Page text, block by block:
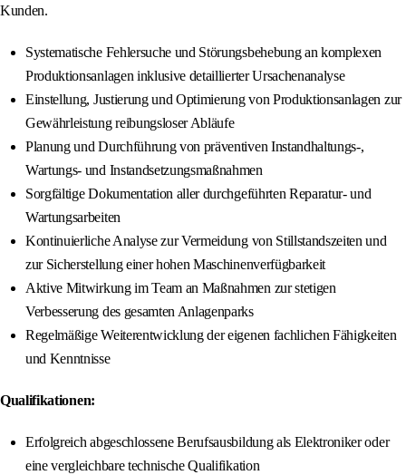
Kunden.
Systematische Fehlersuche und Störungsbehebung an komplexen
Produktionsanlagen inklusive detaillierter Ursachenanalyse
Einstellung, Justierung und Optimierung von Produktionsanlagen zur
Gewährleistung reibungsloser Abläufe
Planung und Durchführung von präventiven Instandhaltungs-,
Wartungs- und Instandsetzungsmaßnahmen
Sorgfältige Dokumentation aller durchgeführten Reparatur- und
Wartungsarbeiten
Kontinuierliche Analyse zur Vermeidung von Stillstandszeiten und
zur Sicherstellung einer hohen Maschinenverfügbarkeit
Aktive Mitwirkung im Team an Maßnahmen zur stetigen
Verbesserung des gesamten Anlagenparks
Regelmäßige Weiterentwicklung der eigenen fachlichen Fähigkeiten
und Kenntnisse
Qualifikationen:
Erfolgreich abgeschlossene Berufsausbildung als Elektroniker oder
eine vergleichbare technische Qualifikation